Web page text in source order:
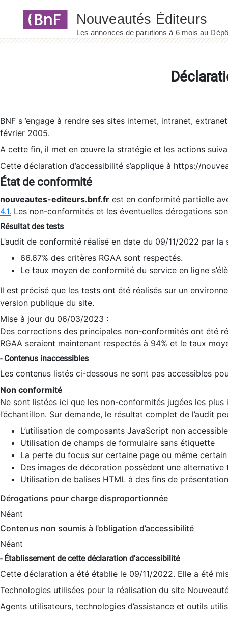
BNF s ’engage à rendre ses sites internet, intranet,
février 2005.
A cette fin, il met en œuvre la stratégie et les actions
Cette déclaration d’accessibilité s’applique à https://
État de conformité
nouveautes-editeurs.bnf.fr est en conformité partielle
4.1. Les non-conformités et les éventuelles dérogations
Résultat des tests
L’audit de conformité réalisé en date du 09/11/2022 par
66.67% des critères RGAA sont respectés.
Le taux moyen de conformité du service en ligne
Il est précisé que les tests ont été réalisés sur un
version publique du site.
Mise à jour du 06/03/2023 :
Des corrections des principales non-conformités ont été
RGAA seraient maintenant respectés à 94% et le taux
- Contenus inaccessibles
Les contenus listés ci-dessous ne sont pas accessibles
Non conformité
Ne sont listées ici que les non-conformités jugées les
l’échantillon. Sur demande, le résultat complet de l’audit
L’utilisation de composants JavaScript non
Utilisation de champs de formulaire sans étiquette
La perte du focus sur certaine page ou même
Des images de décoration possèdent une alternative
Utilisation de balises HTML à des fins de
Dérogations pour charge disproportionnée
Néant
Contenus non soumis à l’obligation d’accessibilité
Néant
- Établissement de cette déclaration d'accessibilité
Cette déclaration a été établie le 09/11/2022. Elle a été
Technologies utilisées pour la réalisation du site
Agents utilisateurs, technologies d’assistance et outils